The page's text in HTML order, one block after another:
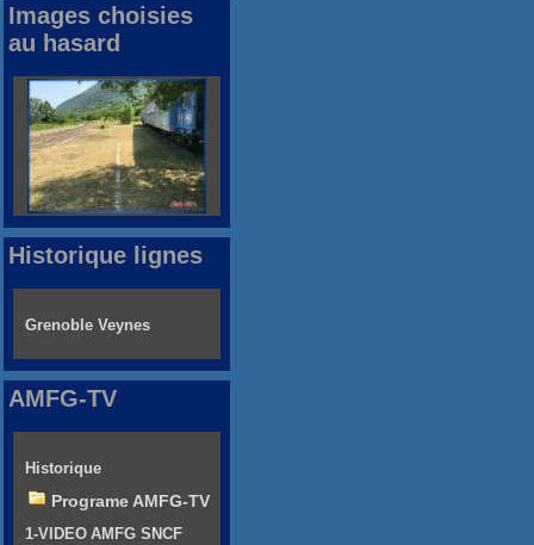
Images choisies
au hasard
Historique lignes
Grenoble Veynes
AMFG-TV
Historique
Programe AMFG-TV
1-VIDEO AMFG SNCF